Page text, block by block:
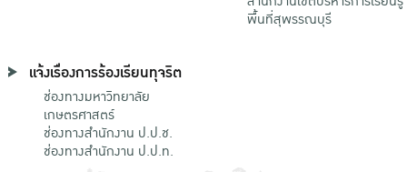
พื้นที่สุพรรณบุรี
แจ้งเรื่องการร้องเรียนทุจริต
ช่องทางมหาวิทยาลัย
เกษตรศาสตร์
ช่องทางสำนักงาน ป.ป.ช.
ช่องทางสำนักงาน ป.ป.ท.